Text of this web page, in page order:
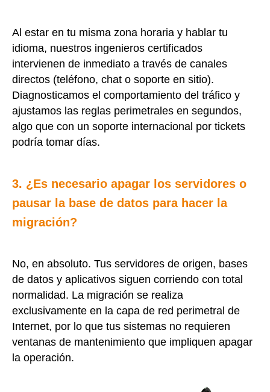
Al estar en tu misma zona horaria y hablar tu
idioma, nuestros ingenieros certificados
intervienen de inmediato a través de canales
directos (teléfono, chat o soporte en sitio).
Diagnosticamos el comportamiento del tráfico y
ajustamos las reglas perimetrales en segundos,
algo que con un soporte internacional por tickets
podría tomar días.
3. ¿Es necesario apagar los servidores o
pausar la base de datos para hacer la
migración?
No, en absoluto. Tus servidores de origen, bases
de datos y aplicativos siguen corriendo con total
normalidad. La migración se realiza
exclusivamente en la capa de red perimetral de
Internet, por lo que tus sistemas no requieren
ventanas de mantenimiento que impliquen apagar
la operación.